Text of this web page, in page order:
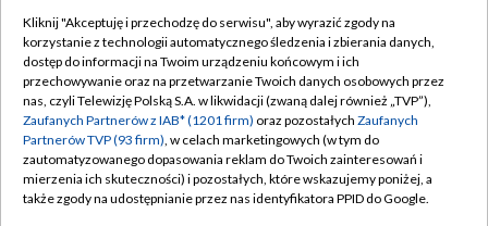
TVP
Abonament TVP
Emisja w TVP
Centrum informacji TVP
Naziemna Telewizja Cyfrowa
Regulamin TVP
Polityka prywatności
Moje zgody
Pomoc
Kliknij "Akceptuję i przechodzę do serwisu", aby wyrazić zgody na
korzystanie z technologii automatycznego śledzenia i zbierania danych,
dostęp do informacji na Twoim urządzeniu końcowym i ich
przechowywanie oraz na przetwarzanie Twoich danych osobowych przez
nas, czyli Telewizję Polską S.A. w likwidacji (zwaną dalej również „TVP”),
Zaufanych Partnerów z IAB* (1201 firm) oraz pozostałych Zaufanych
Partnerów TVP (93 firm), w celach marketingowych (w tym do
zautomatyzowanego dopasowania reklam do Twoich zainteresowań i
mierzenia ich skuteczności) i pozostałych, które wskazujemy poniżej, a
także zgody na udostępnianie przez nas identyfikatora PPID do Google.